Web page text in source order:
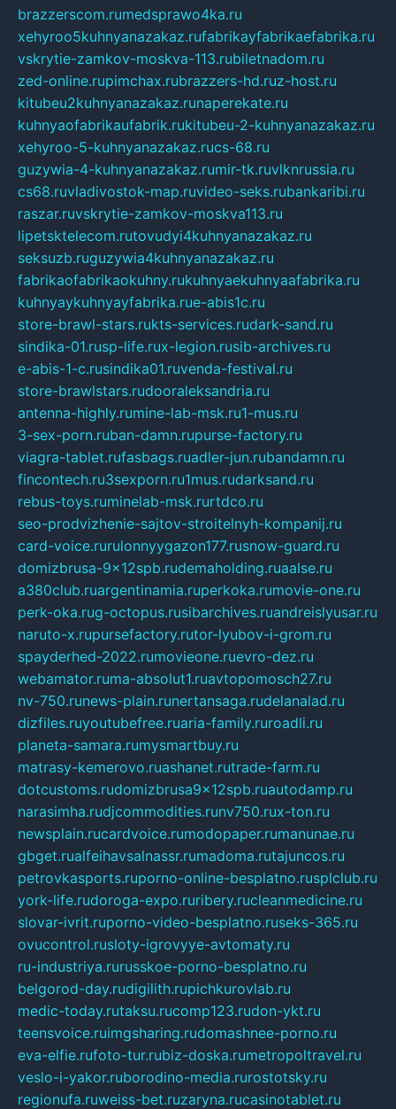
brazzerscom.rumedsprawo4ka.ru
xehyroo5kuhnyanazakaz.rufabrikayfabrikaefabrika.ru
vskrytie-zamkov-moskva-113.rubiletnadom.ru
zed-online.rupimchax.rubrazzers-hd.ruz-host.ru
kitubeu2kuhnyanazakaz.runaperekate.ru
kuhnyaofabrikaufabrik.rukitubeu-2-kuhnyanazakaz.ru
xehyroo-5-kuhnyanazakaz.rucs-68.ru
guzywia-4-kuhnyanazakaz.rumir-tk.ruvlknrussia.ru
cs68.ruvladivostok-map.ruvideo-seks.rubankaribi.ru
raszar.ruvskrytie-zamkov-moskva113.ru
lipetsktelecom.rutovudyi4kuhnyanazakaz.ru
seksuzb.ruguzywia4kuhnyanazakaz.ru
fabrikaofabrikaokuhny.rukuhnyaekuhnyaafabrika.ru
kuhnyaykuhnyayfabrika.rue-abis1c.ru
store-brawl-stars.rukts-services.rudark-sand.ru
sindika-01.rusp-life.rux-legion.rusib-archives.ru
e-abis-1-c.rusindika01.ruvenda-festival.ru
store-brawlstars.rudooraleksandria.ru
antenna-highly.rumine-lab-msk.ru1-mus.ru
3-sex-porn.ruban-damn.rupurse-factory.ru
viagra-tablet.rufasbags.ruadler-jun.rubandamn.ru
fincontech.ru3sexporn.ru1mus.rudarksand.ru
rebus-toys.ruminelab-msk.rurtdco.ru
seo-prodvizhenie-sajtov-stroitelnyh-kompanij.ru
card-voice.rurulonnyygazon177.rusnow-guard.ru
domizbrusa-9x12spb.rudemaholding.ruaalse.ru
a380club.ruargentinamia.ruperkoka.rumovie-one.ru
perk-oka.rug-octopus.rusibarchives.ruandreislyusar.ru
naruto-x.rupursefactory.rutor-lyubov-i-grom.ru
spayderhed-2022.rumovieone.ruevro-dez.ru
webamator.ruma-absolut1.ruavtopomosch27.ru
nv-750.runews-plain.runertansaga.rudelanalad.ru
dizfiles.ruyoutubefree.ruaria-family.ruroadli.ru
planeta-samara.rumysmartbuy.ru
matrasy-kemerovo.ruashanet.rutrade-farm.ru
dotcustoms.rudomizbrusa9x12spb.ruautodamp.ru
narasimha.rudjcommodities.runv750.rux-ton.ru
newsplain.rucardvoice.rumodopaper.rumanunae.ru
gbget.rualfeihavsalnassr.rumadoma.rutajuncos.ru
petrovkasports.ruporno-online-besplatno.rusplclub.ru
york-life.rudoroga-expo.ruribery.rucleanmedicine.ru
slovar-ivrit.ruporno-video-besplatno.ruseks-365.ru
ovucontrol.rusloty-igrovyye-avtomaty.ru
ru-industriya.rurusskoe-porno-besplatno.ru
belgorod-day.rudigilith.rupichkurovlab.ru
medic-today.rutaksu.rucomp123.rudon-ykt.ru
teensvoice.ruimgsharing.rudomashnee-porno.ru
eva-elfie.rufoto-tur.rubiz-doska.rumetropoltravel.ru
veslo-i-yakor.ruborodino-media.rurostotsky.ru
regionufa.ruweiss-bet.ruzaryna.rucasinotablet.ru